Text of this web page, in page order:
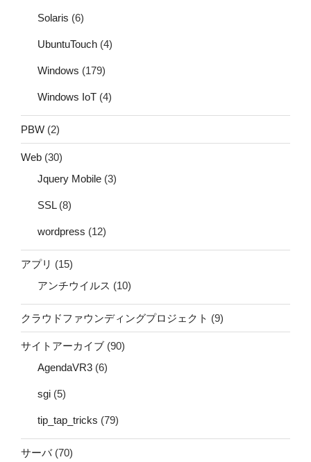
Solaris (6)
UbuntuTouch (4)
Windows (179)
Windows IoT (4)
PBW (2)
Web (30)
Jquery Mobile (3)
SSL(8)
wordpress (12)
アプリ (15)
アンチウイルス (10)
クラウドファウンディングプロジェクト (9)
サイトアーカイブ (90)
AgendaVR3 (6)
sgi (5)
tip_tap_tricks (79)
サーバ(70)